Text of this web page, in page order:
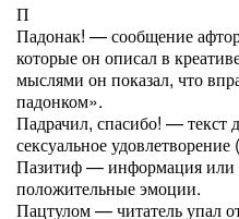
П
Падонак! — сообщение
которые он описал в
мыслями он показал, что
падонком».
Падрачил, спасибо! — текст
сексуальное
Пазитиф — информация или
положительные эмоции.
Пацтулом — читатель упал